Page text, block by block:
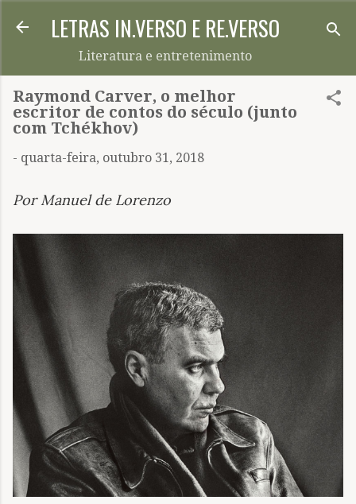
Pular para o conteúdo principal
LETRAS IN.VERSO E RE.VERSO
Literatura e entretenimento
Raymond Carver, o melhor
escritor de contos do século (junto
com Tchékhov)
- quarta-feira, outubro 31, 2018
Por Manuel de Lorenzo